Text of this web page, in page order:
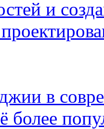
и
в
более